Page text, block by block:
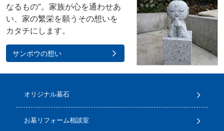
なるもの”。家族が心を通わせあ
い、家の繁栄を願うその想いを
カタチにします。
サンポウの想い
オリジナル墓石
お墓リフォーム相談室